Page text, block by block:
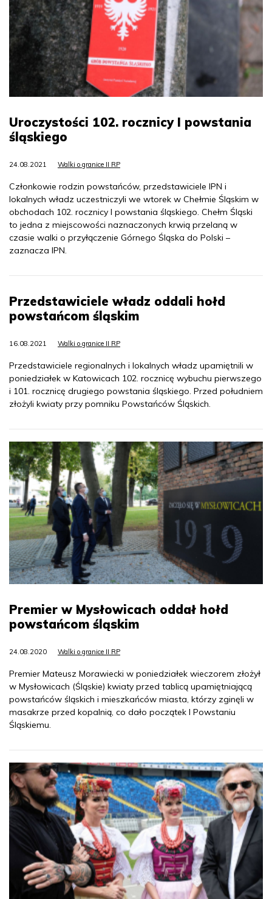
Uroczystości 102. rocznicy I powstania
śląskiego
24.08.2021 Walki o granice II RP
Członkowie rodzin powstańców, przedstawiciele IPN i
lokalnych władz uczestniczyli we wtorek w Chełmie Śląskim w
obchodach 102. rocznicy I powstania śląskiego. Chełm Śląski
to jedna z miejscowości naznaczonych krwią przelaną w
czasie walki o przyłączenie Górnego Śląska do Polski –
zaznacza IPN.
Przedstawiciele władz oddali hołd
powstańcom śląskim
16.08.2021 Walki o granice II RP
Przedstawiciele regionalnych i lokalnych władz upamiętnili w
poniedziałek w Katowicach 102. rocznicę wybuchu pierwszego
i 101. rocznicę drugiego powstania śląskiego. Przed południem
złożyli kwiaty przy pomniku Powstańców Śląskich.
Premier w Mysłowicach oddał hołd
powstańcom śląskim
24.08.2020 Walki o granice II RP
Premier Mateusz Morawiecki w poniedziałek wieczorem złożył
w Mysłowicach (Śląskie) kwiaty przed tablicą upamiętniającą
powstańców śląskich i mieszkańców miasta, którzy zginęli w
masakrze przed kopalnią, co dało początek I Powstaniu
Śląskiemu.